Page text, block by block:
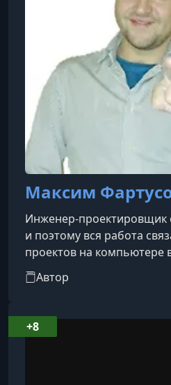
Максим
Инженер-проектировщик
и поэтому вся работа
проектов на компьютере
Автор
+8